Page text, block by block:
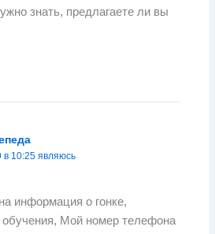
знать, предлагаете ли вы
в 10:25 являюсь
информация о гонке,
обучения, Мой номер телефона